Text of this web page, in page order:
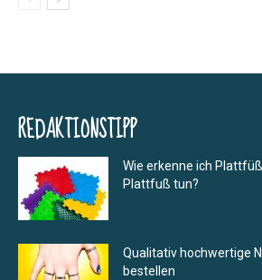
REDAKTIONSTIPP
Wie erkenne ich
Plattfuß tun?
Qualitativ hochwertige
bestellen